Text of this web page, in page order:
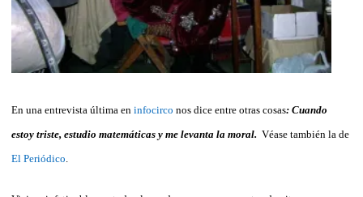
En una entrevista última en infocirco nos dice entre otras cosas: Cuando
estoy triste, estudio matemáticas y me levanta la moral. Véase también la de
El Periódico